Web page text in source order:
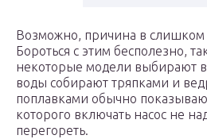
Возможно, причина в
Бороться с этим бесполезно,
некоторые модели выбирают
воды собирают тряпками и
поплавками обычно
которого включать насос не
перегореть.